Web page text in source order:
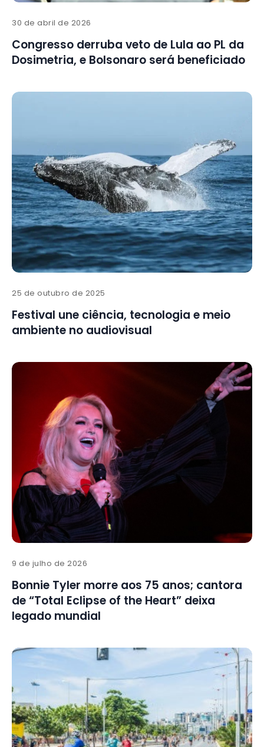
30 de abril de 2026
Congresso derruba veto de Lula ao PL da
Dosimetria, e Bolsonaro será beneficiado
25 de outubro de 2025
Festival une ciência, tecnologia e meio
ambiente no audiovisual
9 de julho de 2026
Bonnie Tyler morre aos 75 anos; cantora
de “Total Eclipse of the Heart” deixa
legado mundial